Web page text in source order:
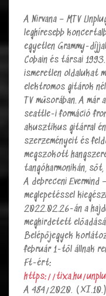
A Nirvana – MTV
leghíresebb
egyetlen Grammy-
Cobain és társai
ismeretlen oldalukat
elektromos gitárok
TV műsorában. A
seattle-i formáció
akusztikus gitárral
szerzeményeit és
megszokott
tangóharmonikán,
A debreceni Evermind
meglepetéssel
2022.02.26-án a
meghirdetett
Belépőjegyek
február 1-től állnak
Ft-ért:
https://tixa.hu/
A 484/2020.